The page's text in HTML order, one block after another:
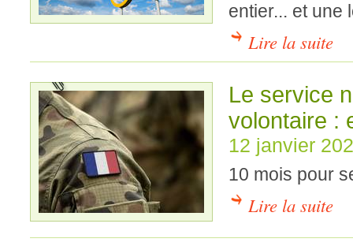
entier... et une
Lire la suite
Le service
volontaire :
12 janvier
10 mois pour
Lire la suite